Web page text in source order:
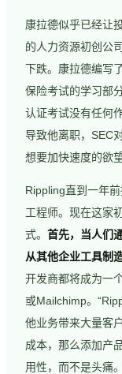
康拉德似乎已经让
的人力资源初创公
下跌。康拉德编写
保险考试的学习部
认证考试没有任何
导致他离职，SEC
想要加快速度的欲
Rippling直到一年
工程师。现在这家
式。 首先，当人们
从其他企业工具制
开发商都将成为一
或Mailchimp。
他业务带来大量客
成本，那么添加产
用性，而不是头痛